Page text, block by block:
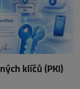
klíčů (PKI)